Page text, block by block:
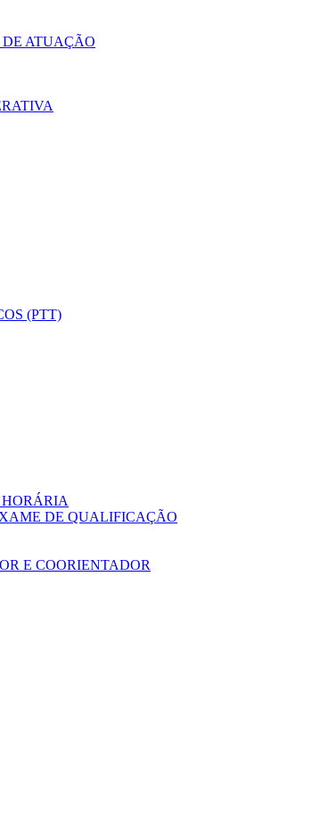
ATUAÇÃO
(PTT)
DE QUALIFICAÇÃO
E COORIENTADOR